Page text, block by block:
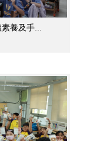
養及手...